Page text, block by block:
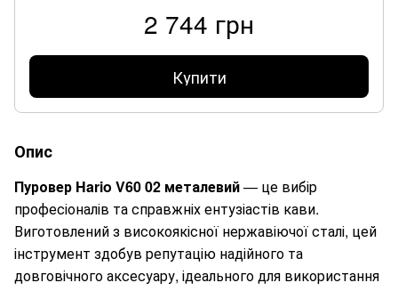
2 744 грн
Купити
Опис
Пуровер Hario V60 02 металевий— це вибір
професіоналів та справжніх ентузіастів кави.
Виготовлений з високоякісної нержавіючої сталі, цей
інструмент здобув репутацію надійного та
довговічного аксесуару, ідеального для використання